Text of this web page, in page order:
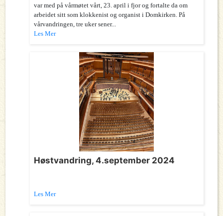
var med på vårmøtet vårt, 23. april i fjor og fortalte da om
arbeidet sitt som klokkenist og organist i Domkirken. På
vårvandringen, tre uker sener...
Les Mer
Høstvandring, 4.september 2024
Les Mer